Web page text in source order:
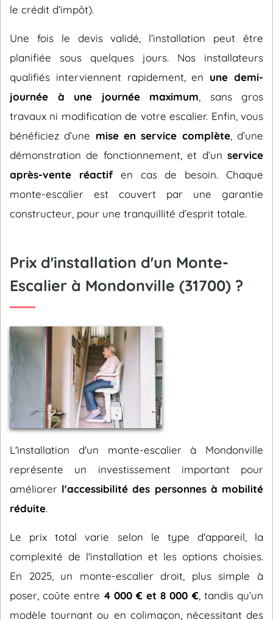
le crédit d’impôt).
Une fois le devis validé, l’installation peut être
planifiée sous quelques jours. Nos installateurs
qualifiés interviennent rapidement, en une demi-
journée à une journée maximum , sans gros
travaux ni modification de votre escalier. Enfin, vous
bénéficiez d’une mise en service complète, d’une
démonstration de fonctionnement, et d’un service
après-vente réactifen cas de besoin. Chaque
monte-escalier est couvert par une garantie
constructeur, pour une tranquillité d’esprit totale.
Prix d'installation d'un Monte-
Escalier à Mondonville (31700) ?
L'installation d'un monte-escalier à Mondonville
représente un investissement important pour
améliorer l'accessibilité des personnes à mobilité
réduite.
Le prix total varie selon le type d'appareil, la
complexité de l'installation et les options choisies.
En 2025, un monte-escalier droit, plus simple à
poser, coûte entre 4 000 € et 8 000 € , tandis qu’un
modèle tournant ou en colimaçon, nécessitant des